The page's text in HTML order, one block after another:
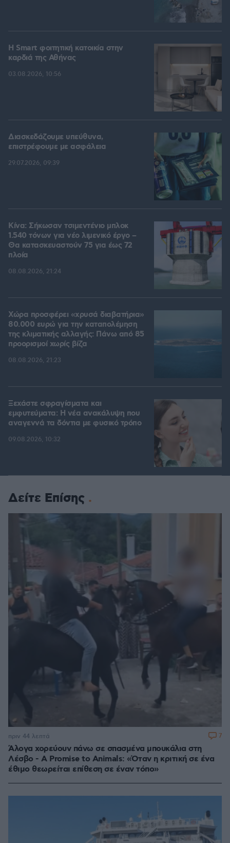
Η Smart φοιτητική κατοικία στην
καρδιά της Αθήνας
03.08.2026, 10:56
Διασκεδάζουμε υπεύθυνα,
επιστρέφουμε με ασφάλεια
29.07.2026, 09:39
Κίνα: Σήκωσαν τσιμεντένιο μπλοκ
1.540 τόνων για νέο λιμενικό έργο –
Θα κατασκευαστούν 75 για έως 72
πλοία
08.08.2026, 21:24
Χώρα προσφέρει «χρυσά διαβατήρια»
80.000 ευρώ για την καταπολέμηση
της κλιματικής αλλαγής: Πάνω από 85
προορισμοί χωρίς βίζα
08.08.2026, 21:23
Ξεχάστε σφραγίσματα και
εμφυτεύματα: Η νέα ανακάλυψη που
αναγεννά τα δόντια με φυσικό τρόπο
09.08.2026, 10:32
Δείτε Επίσης
Άλογα χορεύουν πάνω σε σπασμένα μπουκάλια στη
Λέσβο - A Promise to Animals: «Όταν η κριτική σε ένα
έθιμο θεωρείται επίθεση σε έναν τόπο»
πριν 44 λεπτά 7